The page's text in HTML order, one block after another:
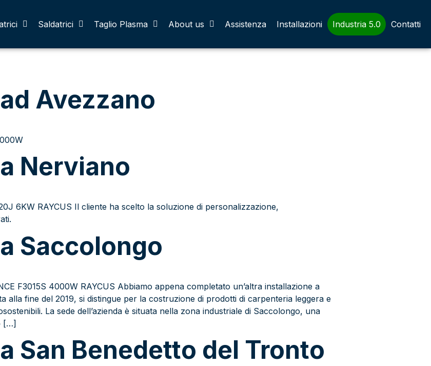
Saldatrici Taglio Plasma About us Assistenza Installazioni Industria 5.0 Contatti
Installazioni
Avezzano
Nerviano
6KW RAYCUS Il cliente ha scelto la soluzione di personalizzazione,
Saccolongo
F3015S 4000W RAYCUS Abbiamo appena completato un’altra installazione a
alla fine del 2019, si distingue per la costruzione di prodotti di carpenteria leggera e
La sede dell’azienda è situata nella zona industriale di Saccolongo, una
[…]
San Benedetto del Tronto